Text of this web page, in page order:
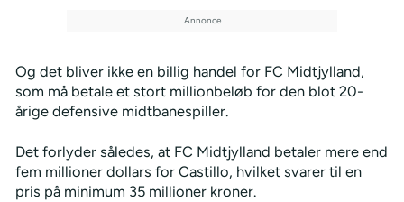
Og det bliver ikke en billig handel for FC Midtjylland,
som må betale et stort millionbeløb for den blot 20-
årige defensive midtbanespiller.
Det forlyder således, at FC Midtjylland betaler mere end
fem millioner dollars for Castillo, hvilket svarer til en
pris på minimum 35 millioner kroner.